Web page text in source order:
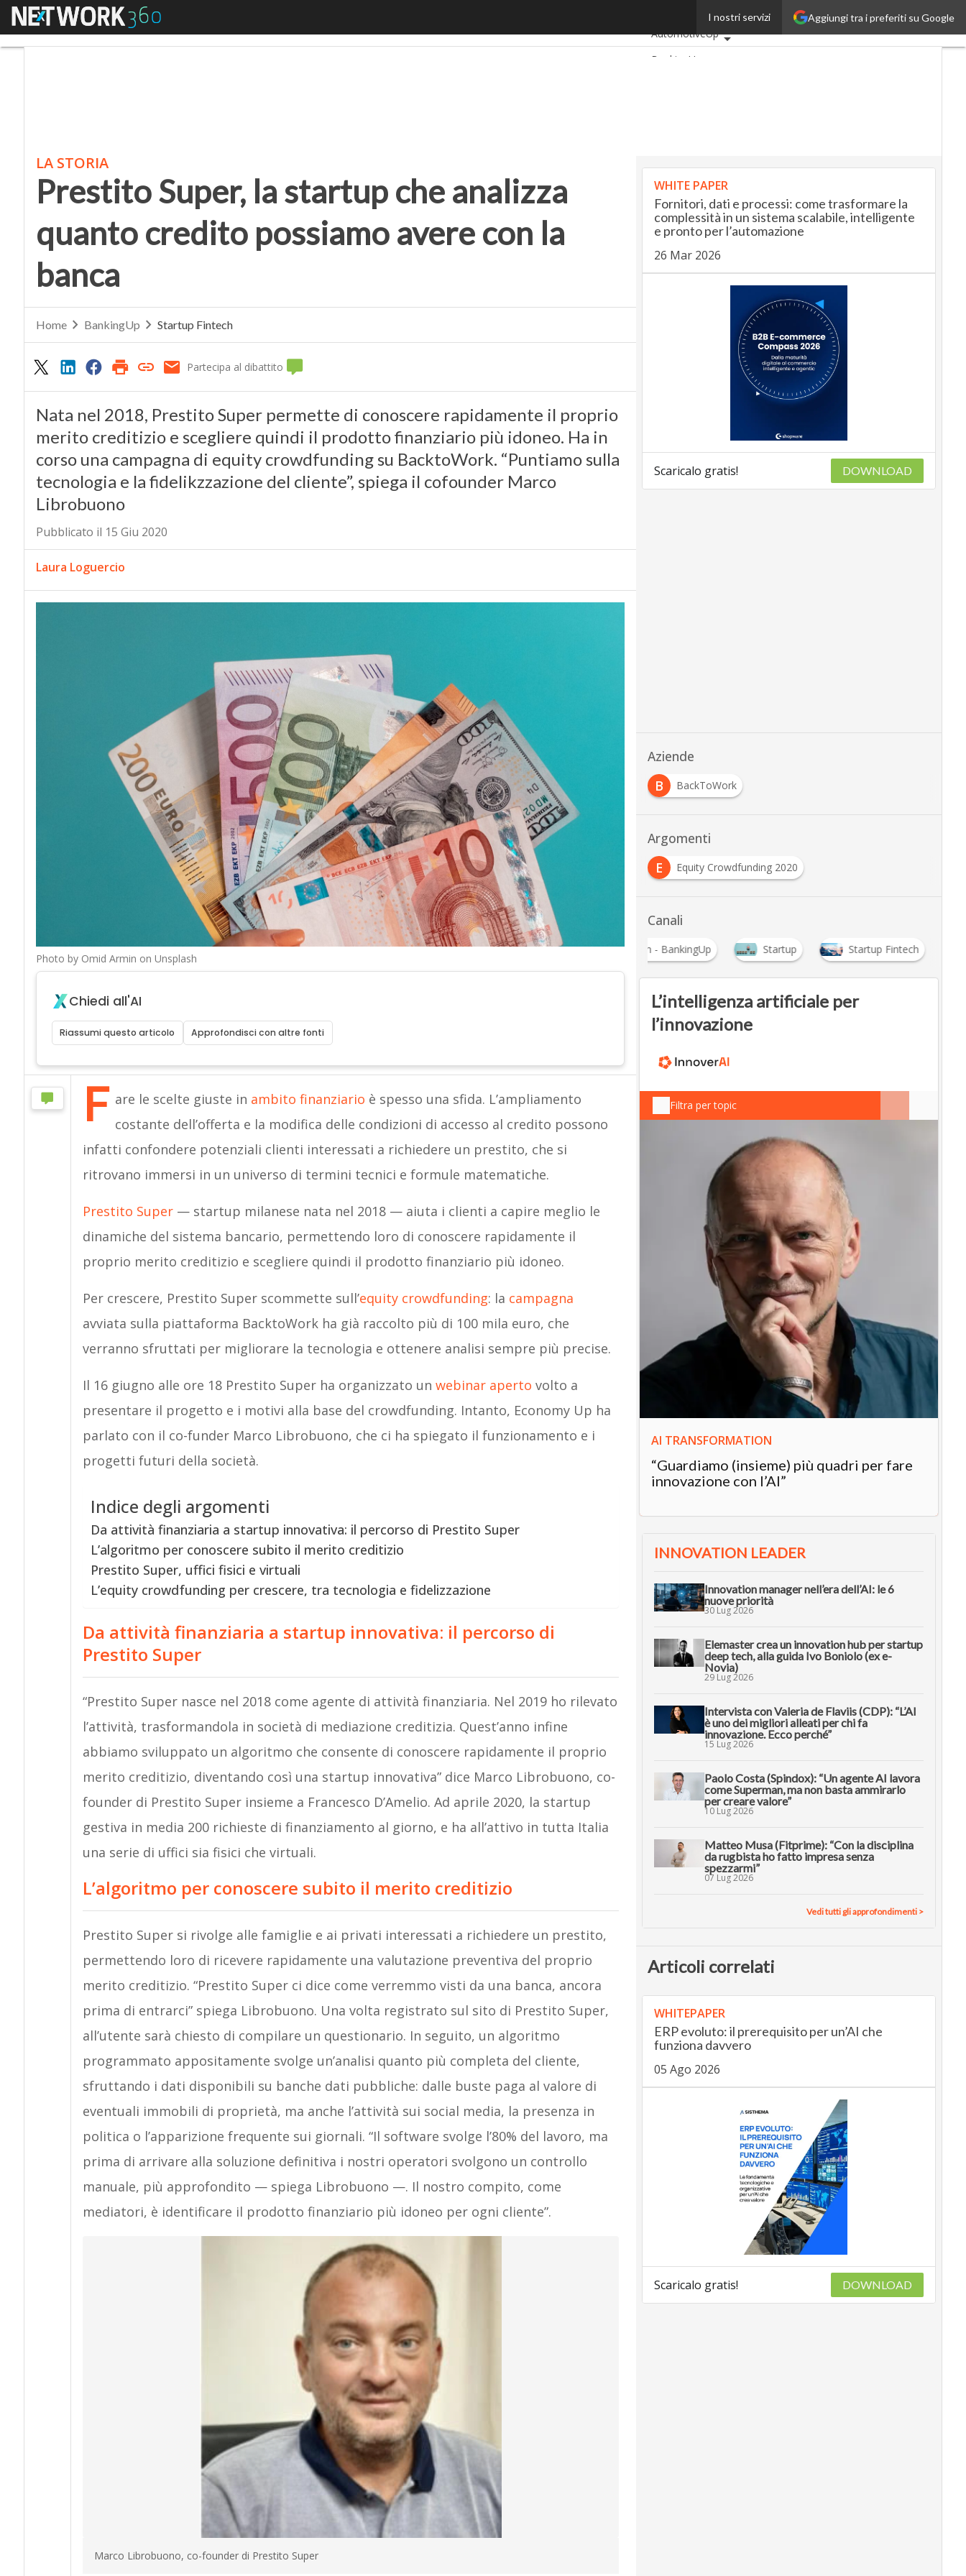
Aggiungi tra i preferiti su Google
I nostri servizi
Menu
Ultimi articoli
AutomotiveUp
BankingUp
LA STORIA
Prestito Super, la startup che analizza
quanto credito possiamo avere con la
banca
Home BankingUp Startup Fintech
Partecipa al dibattito
Nata nel 2018, Prestito Super permette di conoscere rapidamente il proprio
merito creditizio e scegliere quindi il prodotto finanziario più idoneo. Ha in
corso una campagna di equity crowdfunding su BacktoWork. “Puntiamo sulla
tecnologia e la fidelikzzazione del cliente”, spiega il cofounder Marco
Librobuono
Pubblicato il 15 Giu 2020
Laura Loguercio
Photo by Omid Armin on Unsplash
Chiedi all'AI
Riassumi questo articolo Approfondisci con altre fonti
F are le scelte giuste in ambito finanziario è spesso una sfida. L’ampliamento
costante dell’offerta e la modifica delle condizioni di accesso al credito possono
infatti confondere potenziali clienti interessati a richiedere un prestito, che si
ritrovano immersi in un universo di termini tecnici e formule matematiche.
Prestito Super —startup milanese nata nel 2018 — aiuta i clienti a capire meglio le
dinamiche del sistema bancario, permettendo loro di conoscere rapidamente il
proprio merito creditizio e scegliere quindi il prodotto finanziario più idoneo.
Per crescere, Prestito Super scommette sull’equity crowdfunding: la campagna
avviata sulla piattaforma BacktoWork ha già raccolto più di 100 mila euro, che
verranno sfruttati per migliorare la tecnologia e ottenere analisi sempre più precise.
Il 16 giugno alle ore 18 Prestito Super ha organizzato un webinar aperto volto a
presentare il progetto e i motivi alla base del crowdfunding. Intanto, Economy Up ha
parlato con il co-funder Marco Librobuono, che ci ha spiegato il funzionamento e i
progetti futuri della società.
Indice degli argomenti
Da attività finanziaria a startup innovativa: il percorso di Prestito Super
L’algoritmo per conoscere subito il merito creditizio
Prestito Super, uffici fisici e virtuali
L’equity crowdfunding per crescere, tra tecnologia e fidelizzazione
Da attività finanziaria a startup innovativa: il percorso di
Prestito Super
“Prestito Super nasce nel 2018 come agente di attività finanziaria. Nel 2019 ho rilevato
l’attività, trasformandola in società di mediazione creditizia. Quest’anno infine
abbiamo sviluppato un algoritmo che consente di conoscere rapidamente il proprio
merito creditizio, diventando così una startup innovativa” dice Marco Librobuono, co-
founder di Prestito Super insieme a Francesco D’Amelio. Ad aprile 2020, la startup
gestiva in media 200 richieste di finanziamento al giorno, e ha all’attivo in tutta Italia
una serie di uffici sia fisici che virtuali.
L’algoritmo per conoscere subito il merito creditizio
Prestito Super si rivolge alle famiglie e ai privati interessati a richiedere un prestito,
permettendo loro di ricevere rapidamente una valutazione preventiva del proprio
merito creditizio. “Prestito Super ci dice come verremmo visti da una banca, ancora
prima di entrarci” spiega Librobuono. Una volta registrato sul sito di Prestito Super,
all’utente sarà chiesto di compilare un questionario. In seguito, un algoritmo
programmato appositamente svolge un’analisi quanto più completa del cliente,
sfruttando i dati disponibili su banche dati pubbliche: dalle buste paga al valore di
eventuali immobili di proprietà, ma anche l’attività sui social media, la presenza in
politica o l’apparizione frequente sui giornali. “Il software svolge l’80% del lavoro, ma
prima di arrivare alla soluzione definitiva i nostri operatori svolgono un controllo
manuale, più approfondito —spiega Librobuono —. Il nostro compito, come
mediatori, è identificare il prodotto finanziario più idoneo per ogni cliente”.
Marco Librobuono, co-founder di Prestito Super
WHITE PAPER
Fornitori, dati e processi: come trasformare la
complessità in un sistema scalabile, intelligente
e pronto per l’automazione
26 Mar 2026
Scaricalo gratis! DOWNLOAD
Aziende
B
BackToWork
Argomenti
E
Equity Crowdfunding 2020
Canali
Fintech - BankingUp Startup Startup Fintech
L’intelligenza artificiale per
l’innovazione
Filtra per topic
AI TRANSFORMATION
“Guardiamo (insieme) più quadri per fare
innovazione con l’AI”
INNOVATION LEADER
Innovation manager nell’era dell’AI: le 6
nuove priorità
30 Lug 2026
Elemaster crea un innovation hub per startup
deep tech, alla guida Ivo Boniolo (ex e-
Novia)
29 Lug 2026
Intervista con Valeria de Flaviis (CDP): “L’AI
è uno dei migliori alleati per chi fa
innovazione. Ecco perché”
15 Lug 2026
Paolo Costa (Spindox): “Un agente AI lavora
come Superman, ma non basta ammirarlo
per creare valore”
10 Lug 2026
Matteo Musa (Fitprime): “Con la disciplina
da rugbista ho fatto impresa senza
spezzarmi”
07 Lug 2026
Vedi tutti gli approfondimenti >
Articoli correlati
WHITEPAPER
ERP evoluto: il prerequisito per un’AI che
funziona davvero
05 Ago 2026
Scaricalo gratis! DOWNLOAD